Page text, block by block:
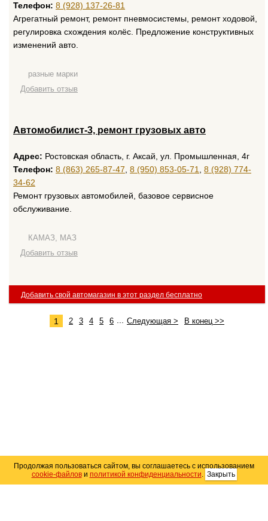
Телефон: 8 (928) 137-26-81
Агрегатный ремонт, ремонт пневмосистемы, ремонт ходовой,
регулировка схождения колёс. Предложение конструктивных
изменений авто.
разные марки
Добавить отзыв
Автомобилист-3, ремонт грузовых авто
Адрес: Ростовская область, г. Аксай, ул. Промышленная, 4г
Телефон: 8 (863) 265-87-47 8 (950) 853-05-71
8 (928) 774-
34-62
Ремонт грузовых автомобилей, базовое сервисное
обслуживание.
КАМАЗ, МАЗ
Добавить отзыв
Добавить свой автомагазин в этот раздел бесплатно
1 2 3 4 5 6 Следующая > В конец >>
Продолжая пользоваться сайтом, вы соглашаетесь с использованием
cookie-файлови политикой конфиденциальности. Закрыть